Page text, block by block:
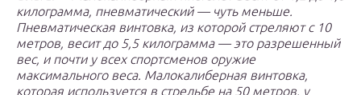
килограмма, пневматический — чуть меньше.
Пневматическая винтовка, из которой стреляют с 10
метров, весит до 5,5 килограмма — это разрешенный
вес, и почти у всех спорт­сменов оружие
максимального веса. Малокалиберная винтовка,
которая используется в стрельбе на 50 метров, у